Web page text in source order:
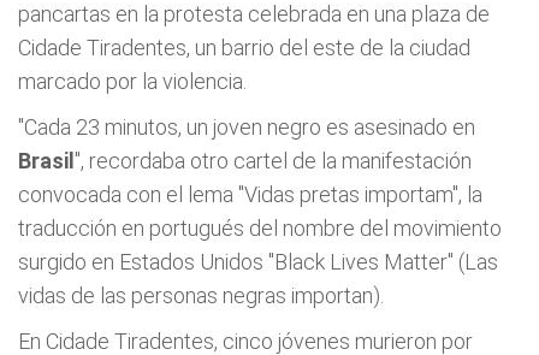
pancartas en la protesta celebrada en una plaza de
Cidade Tiradentes, un barrio del este de la ciudad
marcado por la violencia.
"Cada 23 minutos, un joven negro es asesinado en
Brasil ", recordaba otro cartel de la manifestación
convocada con el lema "Vidas pretas importam", la
traducción en portugués del nombre del movimiento
surgido en Estados Unidos "Black Lives Matter" (Las
vidas de las personas negras importan).
En Cidade Tiradentes, cinco jóvenes murieron por